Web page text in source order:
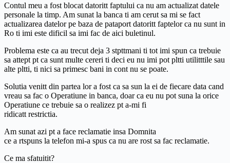
Contul meu a fost blocat datoritt faptului ca nu am actualizat datele
personale la timp. Am sunat la banca ti am cerut sa mi se fact
actualizarea datelor pe baza de pataport datoritt faptelor ca nu sunt in
Ro ti imi este dificil sa imi fac de aici buletinul.
Problema este ca au trecut deja 3 stpttmani ti tot imi spun ca trebuie
sa attept pt ca sunt multe cereri ti deci eu nu imi pot pltti utilitttile sau
alte pltti, ti nici sa primesc bani in cont nu se poate.
Solutia venitt din partea lor a fost ca sa sun la ei de fiecare data cand
vreau sa fac o Operatiune in banca, doar ca eu nu pot suna la orice
Operatiune ce trebuie sa o realizez pt a-mi fi
ridicatt restrictia.
Am sunat azi pt a face reclamatie insa Domnita
ce a rtspuns la telefon mi-a spus ca nu are rost sa fac reclamatie.
Ce ma sfatuitit?